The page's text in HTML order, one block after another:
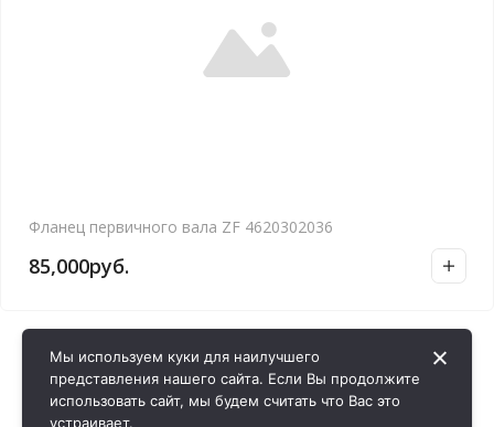
Фланец первичного вала ZF 4620302036
85,000руб.
Мы используем куки для наилучшего
представления нашего сайта. Если Вы продолжите
использовать сайт, мы будем считать что Вас это
устраивает.